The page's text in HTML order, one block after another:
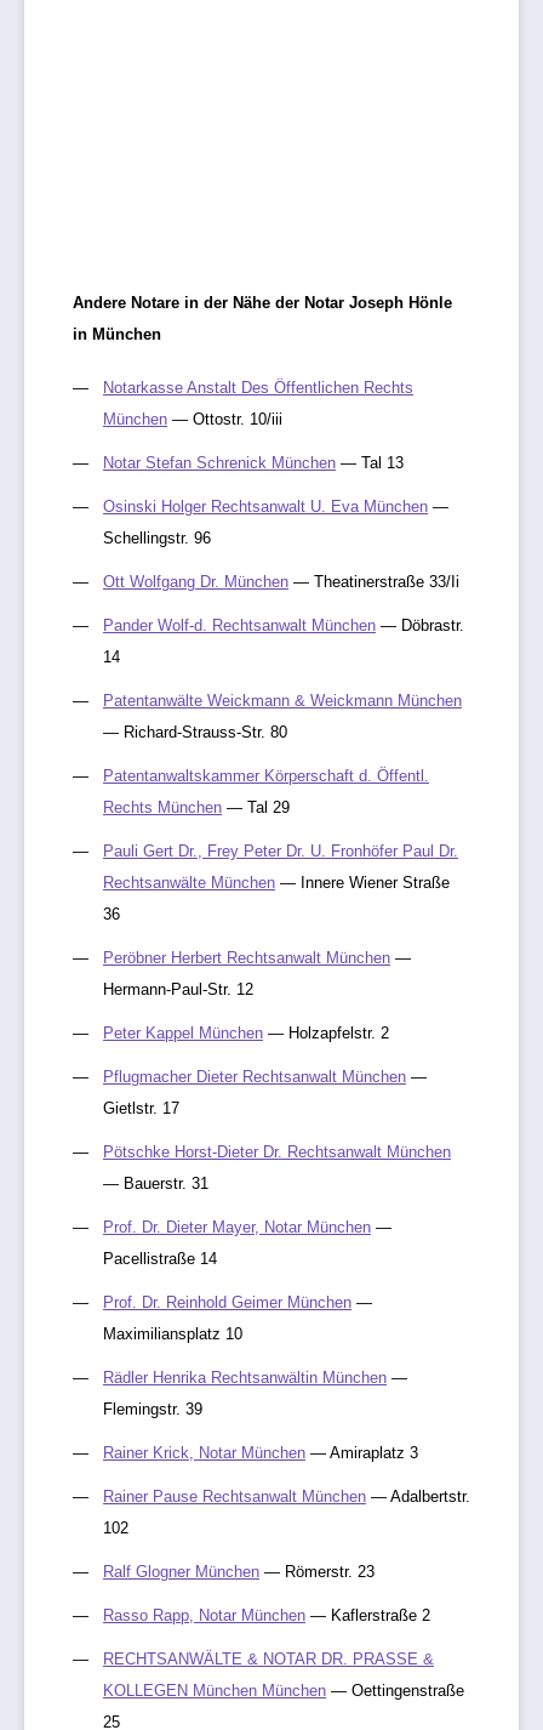
Andere Notare in der Nähe der Notar Joseph Hönle
in München
Notarkasse Anstalt Des Öffentlichen Rechts
München — Ottostr. 10/iii
Notar Stefan Schrenick München — Tal 13
Osinski Holger Rechtsanwalt U. Eva München —
Schellingstr. 96
Ott Wolfgang Dr. München — Theatinerstraße 33/Ii
Pander Wolf-d. Rechtsanwalt München — Döbrastr.
14
Patentanwälte Weickmann & Weickmann München
— Richard-Strauss-Str. 80
Patentanwaltskammer Körperschaft d. Öffentl.
Rechts München — Tal 29
Pauli Gert Dr., Frey Peter Dr. U. Fronhöfer Paul Dr.
Rechtsanwälte München — Innere Wiener Straße
36
Peröbner Herbert Rechtsanwalt München —
Hermann-Paul-Str. 12
Peter Kappel München — Holzapfelstr. 2
Pflugmacher Dieter Rechtsanwalt München —
Gietlstr. 17
Pötschke Horst-Dieter Dr. Rechtsanwalt München
— Bauerstr. 31
Prof. Dr. Dieter Mayer, Notar München —
Pacellistraße 14
Prof. Dr. Reinhold Geimer München —
Maximiliansplatz 10
Rädler Henrika Rechtsanwältin München —
Flemingstr. 39
Rainer Krick, Notar München — Amiraplatz 3
Rainer Pause Rechtsanwalt München — Adalbertstr.
102
Ralf Glogner München — Römerstr. 23
Rasso Rapp, Notar München — Kaflerstraße 2
RECHTSANWÄLTE & NOTAR DR. PRASSE &
KOLLEGEN München München — Oettingenstraße
25